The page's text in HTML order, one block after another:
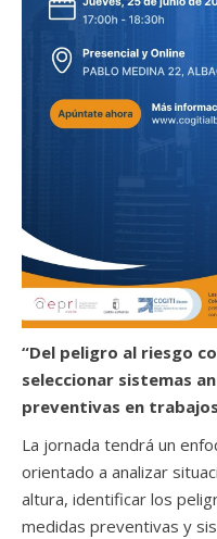
“Del peligro al riesgo
seleccionar sistemas
preventivas en
La jornada tendrá un
orientado a analizar
altura, identificar los
medidas preventivas y